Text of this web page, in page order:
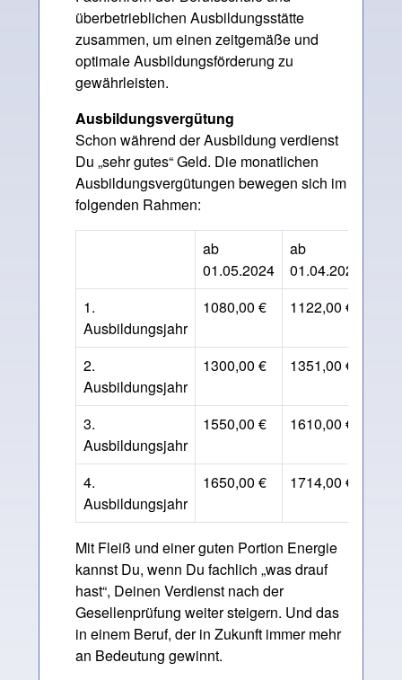
überbetrieblichen Ausbildungsstätte
zusammen, um einen zeitgemäße und
optimale Ausbildungsförderung zu
gewährleisten.
Ausbildungsvergütung
Schon während der Ausbildung verdienst
Du „sehr gutes“ Geld. Die monatlichen
Ausbildungsvergütungen bewegen sich im
folgenden Rahmen:
ab
01.05.2024
ab
01.04.2026
1.
Ausbildungsjahr
1080,00 € 1122,00 €
2.
Ausbildungsjahr
1300,00 € 1351,00 €
3.
Ausbildungsjahr
1550,00 € 1610,00 €
4.
Ausbildungsjahr
1650,00 € 1714,00 €
Mit Fleiß und einer guten Portion Energie
kannst Du, wenn Du fachlich „was drauf
hast“, Deinen Verdienst nach der
Gesellenprüfung weiter steigern. Und das
in einem Beruf, der in Zukunft immer mehr
an Bedeutung gewinnt.